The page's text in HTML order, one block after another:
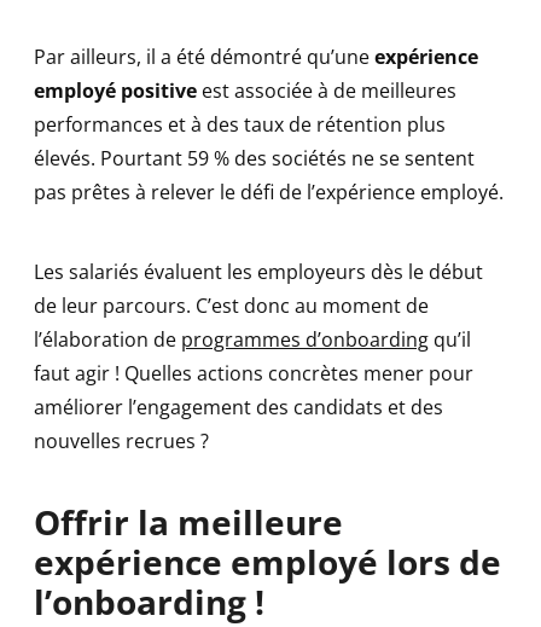
Par ailleurs, il a été démontré qu’uneexpérience
employé positive est associée à de meilleures
performances et à des taux de rétention plus
élevés. Pourtant 59 % des sociétés ne se sentent
pas prêtes à relever le défi de l’expérience employé.
Les salariés évaluent les employeurs dès le début
de leur parcours. C’est donc au moment de
l’élaboration de programmes d’onboarding qu’il
faut agir ! Quelles actions concrètes mener pour
améliorer l’engagement des candidats et des
nouvelles recrues ?
Offrir la meilleure
expérience employé lors de
l’onboarding !